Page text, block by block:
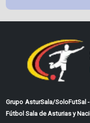
Grupo AsturSala/SoloFutSal
Fútbol Sala de Asturias y